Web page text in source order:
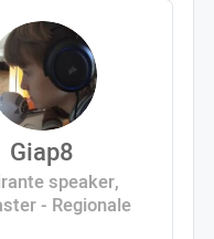
Giap8
speaker,
- Regionale